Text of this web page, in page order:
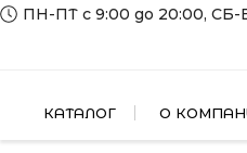
ПН-ПТ с 9:00 до 20:00, СБ-
КАТАЛОГ О